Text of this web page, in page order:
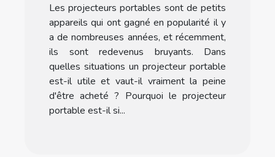
Les projecteurs portables sont de petits
appareils qui ont gagné en popularité il y
a de nombreuses années, et récemment,
ils sont redevenus bruyants. Dans
quelles situations un projecteur portable
est-il utile et vaut-il vraiment la peine
d'être acheté ? Pourquoi le projecteur
portable est-il si...